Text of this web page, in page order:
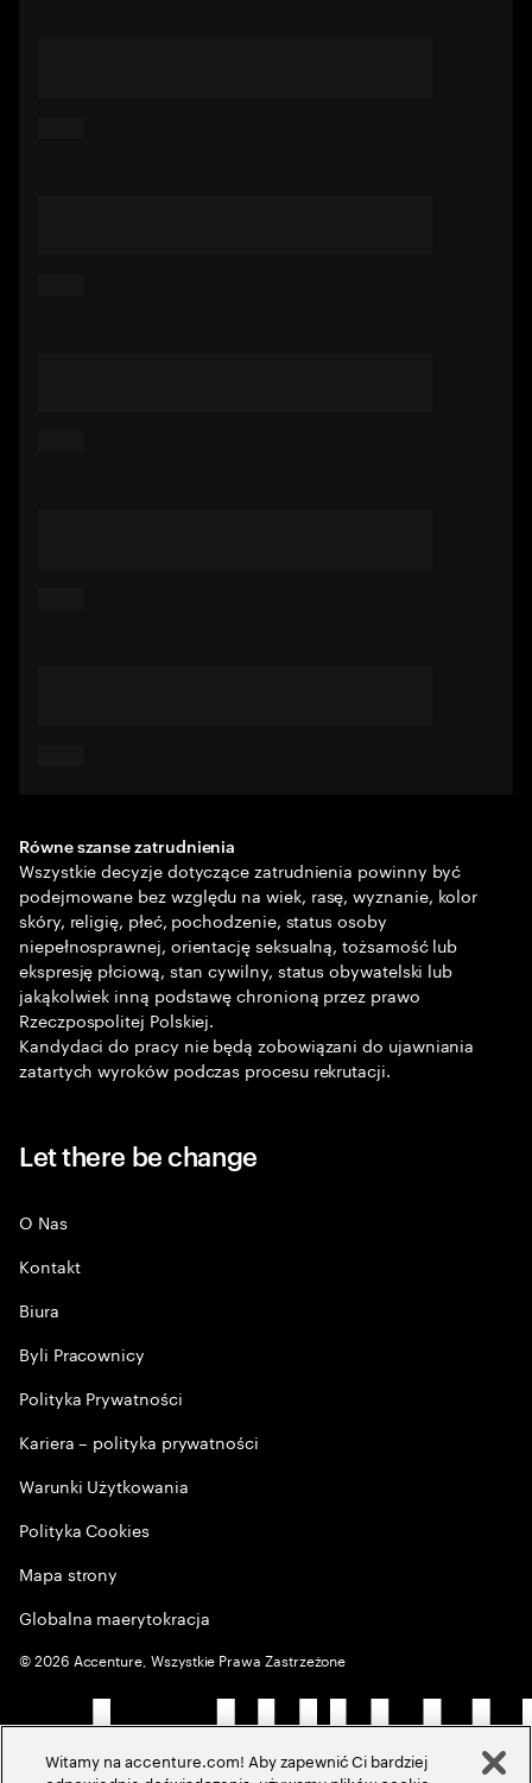
Równe szanse zatrudnienia
Wszystkie decyzje dotyczące zatrudnienia powinny być
podejmowane bez względu na wiek, rasę, wyznanie, kolor
skóry, religię, płeć, pochodzenie, status osoby
niepełnosprawnej, orientację seksualną, tożsamość lub
ekspresję płciową, stan cywilny, status obywatelski lub
jakąkolwiek inną podstawę chronioną przez prawo
Rzeczpospolitej Polskiej.
Kandydaci do pracy nie będą zobowiązani do ujawniania
zatartych wyroków podczas procesu rekrutacji.
Let there be change
O Nas
Kontakt
Biura
Byli Pracownicy
Polityka Prywatności
Kariera – polityka prywatności
Warunki Użytkowania
Polityka Cookies
Mapa strony
Globalna maerytokracja
©2026 Accenture, Wszystkie Prawa Zastrzeżone
Witamy na accenture.com! Aby zapewnić Ci bardziej